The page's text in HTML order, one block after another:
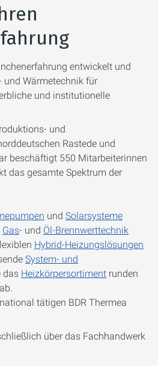
entwickelt und
und Wärmetechnik für
und institutionelle
und
Rastede und
beschäftigt 550 Mitarbeiterinnen
das gesamte Spektrum der
und Solarsysteme
Gas- und Öl-Brennwerttechnik
Hybrid-Heizungslösungen
System- und
das Heizkörpersortiment runden
tätigen BDR Thermea
über das Fachhandwerk